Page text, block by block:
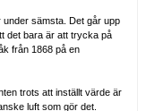
under sämsta. Det går upp
det bara är att trycka på
från 1868 på en
trots att inställt värde är
luft som gör det.